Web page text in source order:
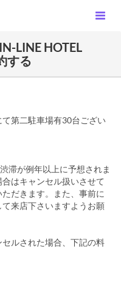
LINE HOTEL
する
第二駐車場有30台ござい
滞が例年以上に予想されま
はキャンセル扱いさせて
だきます。また、事前に
来店下さいますようお願
ルされた場合、下記の料